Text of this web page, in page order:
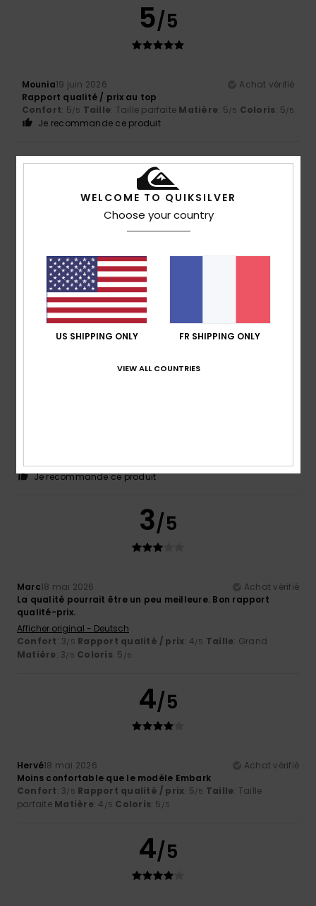
5/5
Mounia19 juin 2026
Achat vérifié
Rapport qualité / prix au top
Confort: 5/5 Taille: Taille parfaite Matière: 5/5 Coloris: 5/5
Je recommande ce produit
5/5
12 juin 2026
jolies et la pointure est parfaite.
Afficher original - Português
Confort: 5/5 Rapport qualité / prix
Matière: 5/5 Coloris: 5/5
Je recommande ce produit
5/5
parfaiteMatière: 5/5 Coloris: 5/5
Je recommande ce produit
3/5
Marc18 mai 2026
Achat vérifié
La qualité pourrait être un peu meilleure. Bon rapport
qualité-prix.
Afficher original - Deutsch
Confort: 3/5 Rapport qualité / prix: 4/5 Taille: Grand
Matière: 3/5 Coloris: 5 /5
4/5
Hervé18 mai 2026
Achat vérifié
Moins confortable que le modèle Embark
Confort: 3/5 Rapport qualité / prix: 5/5 Taille: Taille
parfaite Matière: 4 /5 Coloris: 5 /5
4/5
WELCOME TO QUIKSILVER
Choose your country
US SHIPPING ONLY FR SHIPPING ONLY
VIEW ALL COUNTRIES